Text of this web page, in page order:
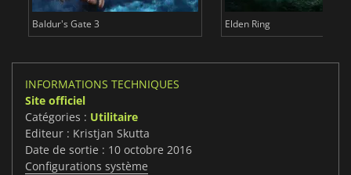
Baldur's Gate 3 Elden Ring
INFORMATIONS TECHNIQUES
Site officiel
Catégories : Utilitaire
Editeur : Kristjan Skutta
Date de sortie : 10 octobre 2016
Configurations système